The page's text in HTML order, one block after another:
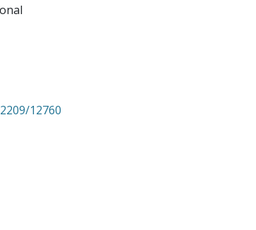
12760